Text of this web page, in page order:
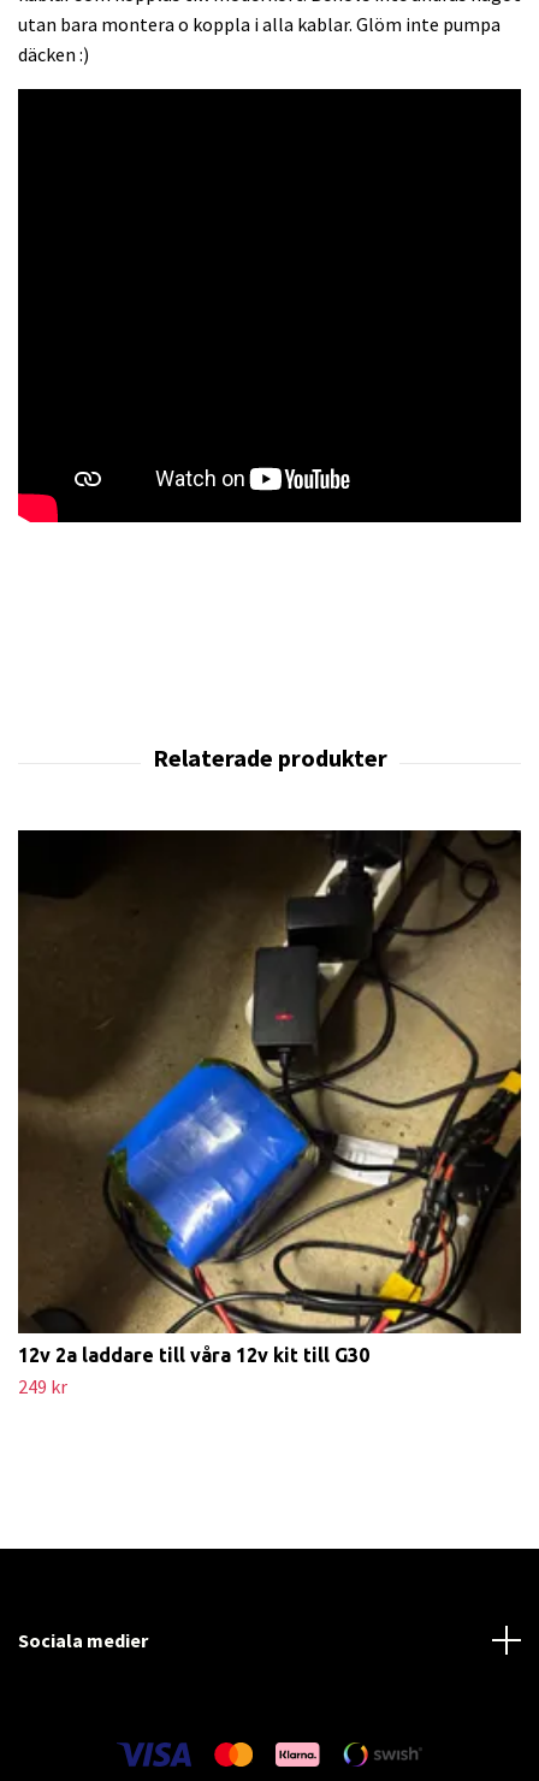
utan bara montera o koppla i alla kablar. Glöm inte pumpa
däcken :)
12v 2a laddare till våra 12v kit till G30
249 kr
Sociala medier